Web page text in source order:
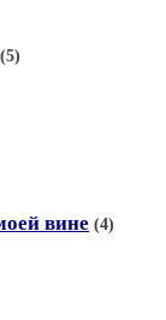
(5)
вине (4)